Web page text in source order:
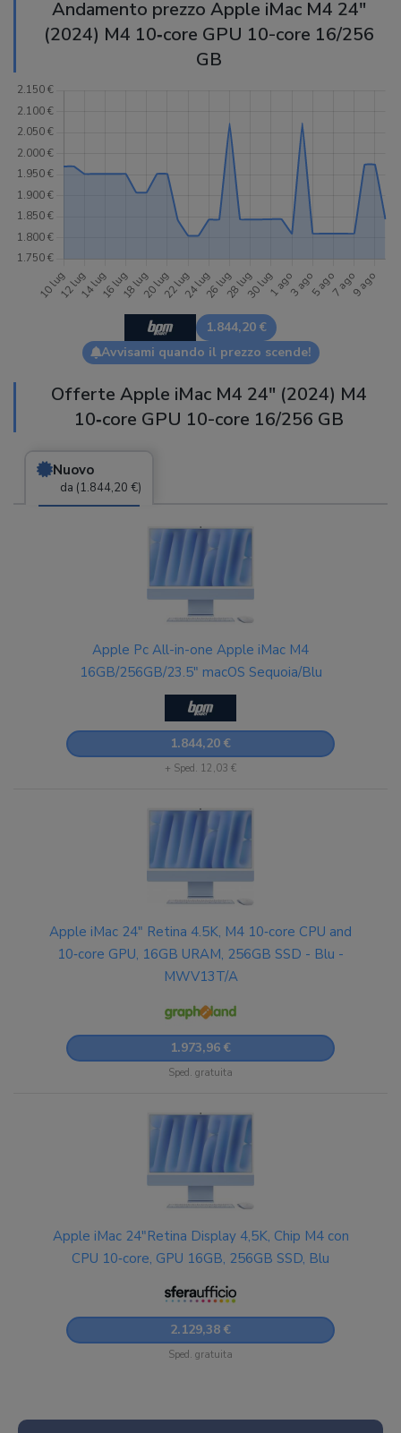
Andamento prezzo Apple iMac M4 24″
(2024) M4 10‑core GPU 10-core 16/256
GB
1.844,20 €
Avvisami quando il prezzo scende!
Offerte Apple iMac M4 24" (2024) M4
10‑core GPU 10-core 16/256 GB
Nuovo
da (1.844,20 €)
Apple Pc All-in-one Apple iMac M4
16GB/256GB/23.5" macOS Sequoia/Blu
1.844,20 €
+ Sped. 12,03 €
Apple iMac 24" Retina 4.5K, M4 10‑core CPU and
10‑core GPU, 16GB URAM, 256GB SSD - Blu -
MWV13T/A
1.973,96 €
Sped. gratuita
Apple iMac 24"Retina Display 4,5K, Chip M4 con
CPU 10‑core, GPU 16GB, 256GB SSD, Blu
2.129,38 €
Sped. gratuita